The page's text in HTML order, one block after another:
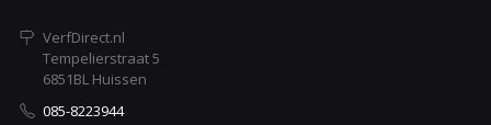
VerfDirect.nl
Tempelierstraat 5
6851BL Huissen
085-8223944